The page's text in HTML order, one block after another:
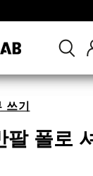
쓰기
팔 폴로